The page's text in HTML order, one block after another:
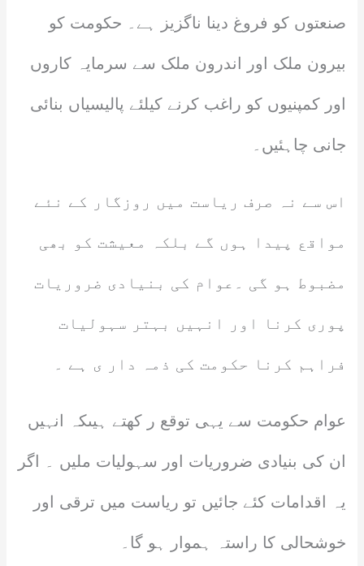
صنعتوں کو فروغ دینا ناگزیز ہے۔ حکومت کو
بیرون ملک اور اندرون ملک سے سرمایہ کاروں
اور کمپنیوں کو راغب کرنے کیلئے پالیسیاں بنائی
جانی چاہئیں۔
اس سے نہ صرف ریاست میں روزگار کے نئے
مواقع پیدا ہوں گے بلکہ معیشت کو بھی
مضبوط ہو گی ۔عوام کی بنیادی ضروریات
پوری کرنا اور انہیں بہتر سہولیات
فراہم کرنا حکومت کی ذمہ دار ی ہے ۔
عوام حکومت سے یہی توقع ر کھتے ہیںکہ انہیں
ان کی بنیادی ضروریات اور سہولیات ملیں ۔ اگر
یہ اقدامات کئے جائیں تو ریاست میں ترقی اور
خوشحالی کا راستہ ہموار ہو گا۔